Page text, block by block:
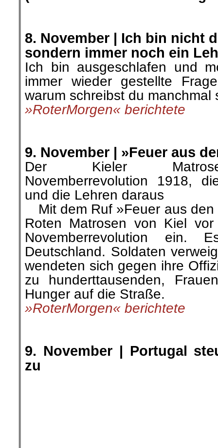
8. November | Ich bin nicht
sondern immer noch ein
Ich bin ausgeschlafen und
immer wieder gestellte
warum schreibst du manchmal
»RoterMorgen« berichtete
9. November | »Feuer aus
Der Kieler
Novemberrevolution 1918,
und die Lehren daraus
Mit dem Ruf »Feuer aus
Roten Matrosen von Kiel
Novemberrevolution
Deutschland. Soldaten
wendeten sich gegen ihre
zu hunderttausenden,
Hunger auf die Straße.
»RoterMorgen« berichtete
9. November | Portugal
zu